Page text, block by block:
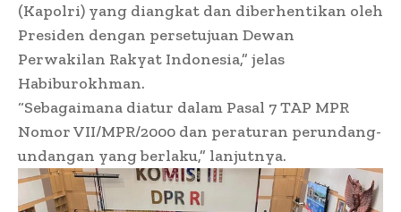
(Kapolri) yang diangkat dan diberhentikan oleh
Presiden dengan persetujuan Dewan
Perwakilan Rakyat Indonesia,” jelas
Habiburokhman.
“Sebagaimana diatur dalam Pasal 7 TAP MPR
Nomor VII/MPR/2000 dan peraturan perundang-
undangan yang berlaku,” lanjutnya.